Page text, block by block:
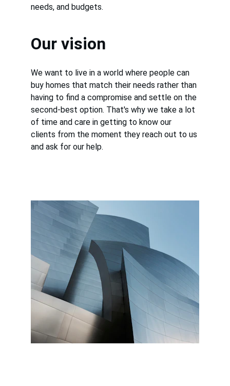
needs, and budgets.
Our vision
We want to live in a world where people can
buy homes that match their needs rather than
having to find a compromise and settle on the
second-best option. That's why we take a lot
of time and care in getting to know our
clients from the moment they reach out to us
and ask for our help.